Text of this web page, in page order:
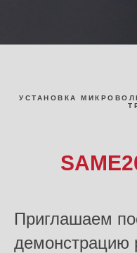
УСТАНОВКА
Приглашаем
демонстрацию